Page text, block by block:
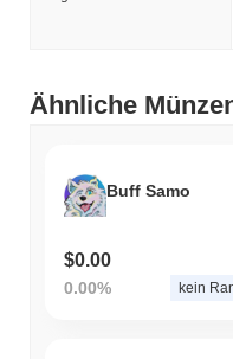
Ähnliche
Buff Samo
$0.00
0.00% kein